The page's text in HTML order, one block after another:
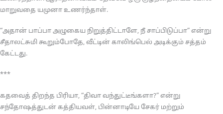
மாறுவதை யமுனா உணர்ந்தாள்.
“அதான் பாப்பா அழுகைய நிறுத்திட்டாளே, நீ சாப்பிடுப்பா” என்று
சீதாலட்சுமி கூறும்போதே, வீட்டின் காலிங்பெல் அடிக்கும் சத்தம்
கேட்டது.
***
கதவைத் திறந்த பிரியா, “திவா வந்துட்டீங்களா?” என்று
சந்தோஷத்துடன் கத்தியவள், பின்னாடியே சேகர் மற்றும்